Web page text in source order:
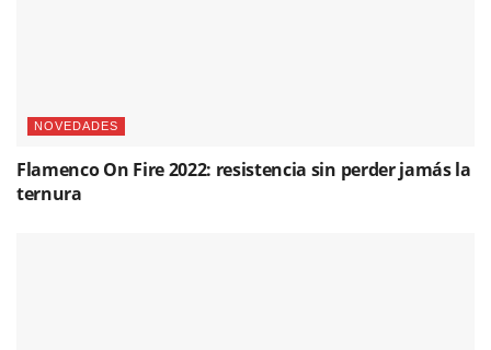
NOVEDADES
Flamenco On Fire 2022: resistencia sin perder jamás la
ternura